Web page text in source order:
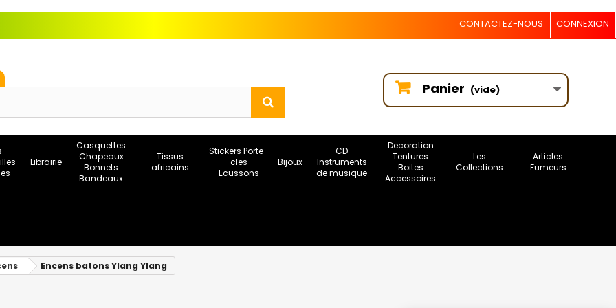
CONNEXION
CONTACTEZ-NOUS
Panier (vide)
Librairie
Casquettes
Chapeaux
Bonnets
Bandeaux
Tissus
africains
Stickers Porte-
cles
Ecussons
Bijoux
CD
Instruments
de musique
Decoration
Tentures
Boites
Accessoires
Les
Collections
Articles
Fumeurs
Encens batons Ylang Ylang